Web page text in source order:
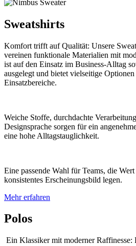
Sweatshirts
Komfort trifft auf Qualität: Unsere
vereinen funktionale Materialien mit
ist auf den Einsatz im Business-Alltag
ausgelegt und bietet vielseitige
Einsatzbereiche.
Weiche Stoffe, durchdachte
Designsprache sorgen für ein
eine hohe Alltagstauglichkeit.
Eine passende Wahl für Teams, die
konsistentes Erscheinungsbild legen.
Mehr erfahren
Polos
Ein Klassiker mit moderner